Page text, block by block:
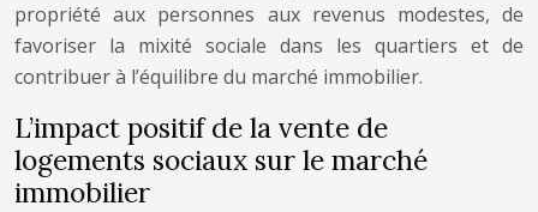
propriété aux personnes aux revenus modestes, de
favoriser la mixité sociale dans les quartiers et de
contribuer à l’équilibre du marché immobilier.
L’impact positif de la vente de
logements sociaux sur le marché
immobilier